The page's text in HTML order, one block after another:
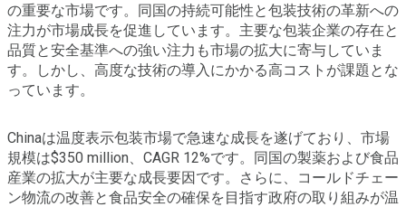
の重要な市場です。同国の持続可能性と包装技術の革新への
注力が市場成長を促進しています。主要な包装企業の存在と
品質と安全基準への強い注力も市場の拡大に寄与していま
す。しかし、高度な技術の導入にかかる高コストが課題とな
っています。
Chinaは温度表示包装市場で急速な成長を遂げており、市場
規模は$350 million、CAGR 12%です。同国の製薬および食品
産業の拡大が主要な成長要因です。さらに、コールドチェー
ン物流の改善と食品安全の確保を目指す政府の取り組みが温